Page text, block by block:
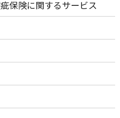
保険に関するサービス